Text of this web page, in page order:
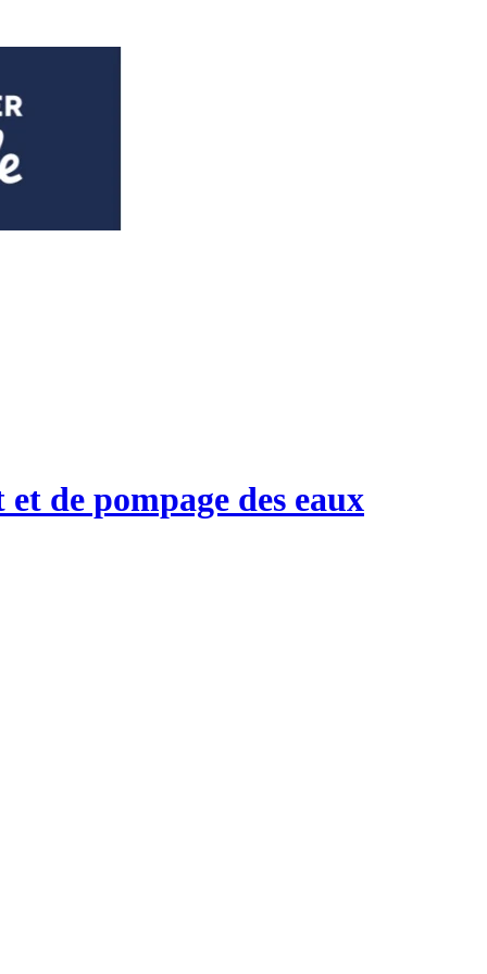
de pompage des eaux